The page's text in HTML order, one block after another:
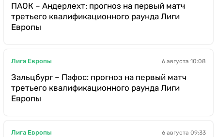
ПАОК – Андерлехт: прогноз на первый матч
третьего квалификационного раунда Лиги
Европы
Лига Европы 6 августа 10:08
Зальцбург – Пафос: прогноз на первый матч
третьего квалификационного раунда Лиги
Европы
Лига Европы 6 августа 09:33